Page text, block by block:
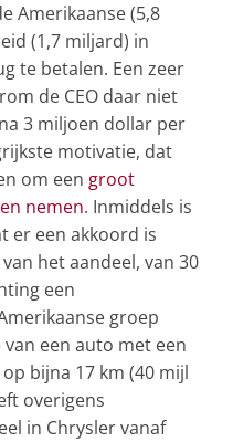
Amerikaanse (5,8
(1,7 miljard) in
te betalen. Een zeer
de CEO daar niet
3 miljoen dollar per
motivatie, dat
om een groot
nemen. Inmiddels is
er een akkoord is
het aandeel, van 30
een
groep
een auto met een
bijna 17 km (40 mijl
overigens
in Chrysler vanaf